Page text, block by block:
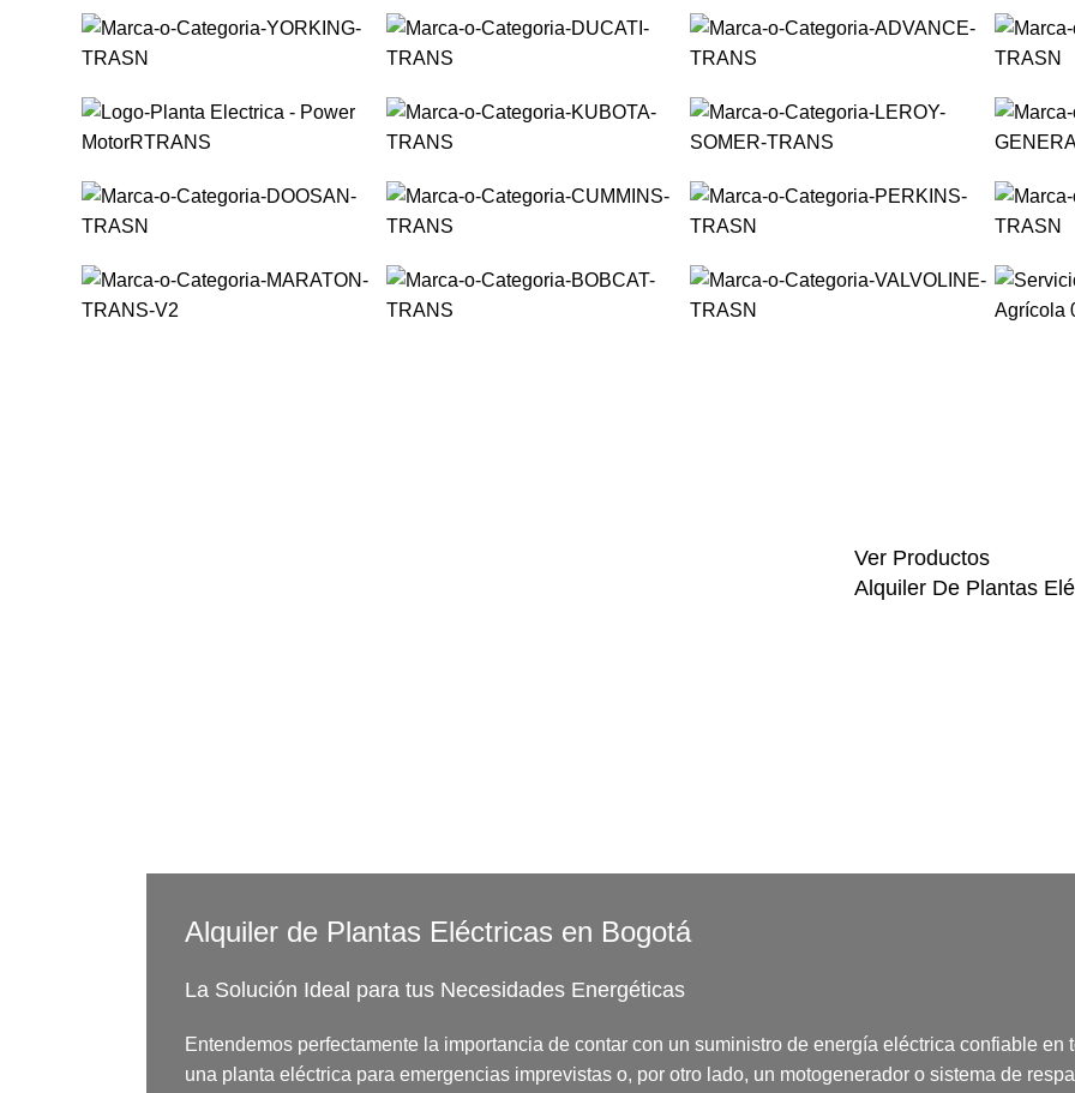
Ver Productos
Alquiler De Plantas
Alquiler de Plantas Eléctricas en Bogotá
La Solución Ideal para tus Necesidades Energéticas
Entendemos perfectamente la importancia de contar con un suministro de energía eléctrica confiable
una planta eléctrica para emergencias imprevistas o, por otro lado, un motogenerador o sistema de